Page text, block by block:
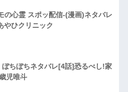
の心霊 スポッ配信-(漫画)ネタバレ
やひクリニック
ぼちぼちネタバレ[4話]恐るべし!家
児唯斗